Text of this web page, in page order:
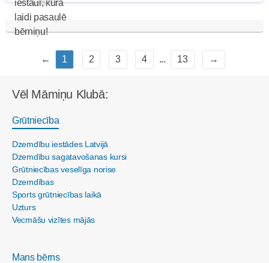
← 1 2 3 4 ... 13 →
Vēl Māmiņu Klubā:
Grūtniecība
Dzemdību iestādes Latvijā
Dzemdību sagatavošanas kursi
Grūtniecības veselīga norise
Dzemdības
Sports grūtniecības laikā
Uzturs
Vecmāšu vizītes mājās
Mans bērns